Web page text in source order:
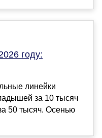
году:
линейки
за 10 тысяч
50 тысяч. Осенью